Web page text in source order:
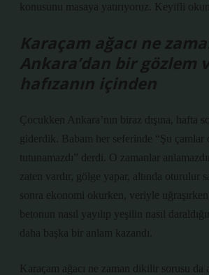
konusunu masaya yatırıyoruz. Keyifli
Karaçam ağacı ne
Ankara’dan bir gözlem
hafızanın içinden
Çocukken Ankara’nın biraz dışına, hafta
giderdik. Babam her seferinde “Şu çamlar
tutunamazdı” derdi. O zamanlar
zaten vardır, gölge yapar, altında oturulur
sonra ekonomi okurken, veriyle
betonun nasıl yayılıp yeşilin nasıl
daha başka bir anlam kazandı.
Karaçam ağacı ne zaman dikilir sorusu da